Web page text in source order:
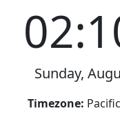
Sunday,
Timezone: